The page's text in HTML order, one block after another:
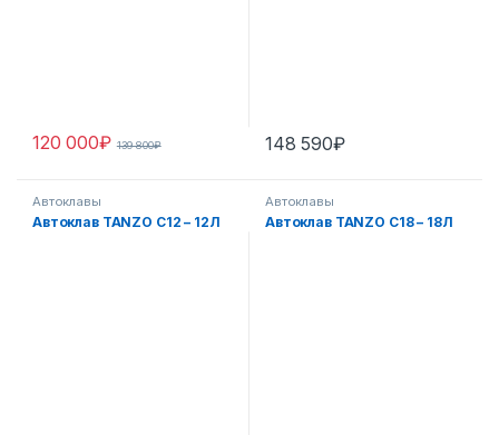
120 000₽ 139 800₽ 148 590₽
Автоклавы
Автоклав TANZO C12 – 12Л
Автоклавы
Автоклав TANZO C18 – 18Л